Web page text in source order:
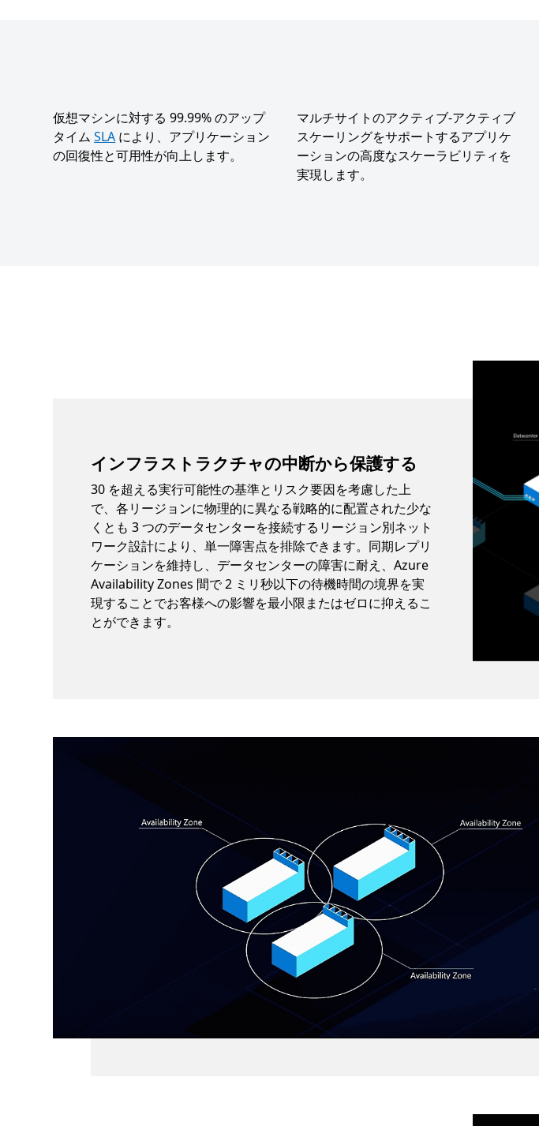
仮想マシンに対する 99.99% のアップ
タイムSLA により、アプリケーション
の回復性と可用性が向上します。
マルチサイトのアクティブ-アクティブ
スケーリングをサポートするアプリケ
ーションの高度なスケーラビリティを
実現します。
インフラストラクチャの中断から保護する
30 を超える実行可能性の基準とリスク要因を考慮した上
で、各リージョンに物理的に異なる戦略的に配置された少な
くとも 3 つのデータセンターを接続するリージョン別ネット
ワーク設計により、単一障害点を排除できます。同期レプリ
ケーションを維持し、データセンターの障害に耐え、Azure
Availability Zones 間で 2 ミリ秒以下の待機時間の境界を実
現することでお客様への影響を最小限またはゼロに抑えるこ
とができます。